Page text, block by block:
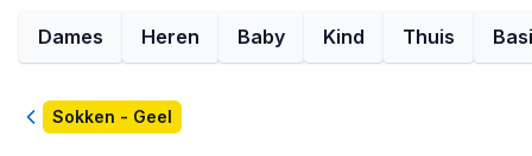
Dames Heren Baby Kind Thuis
TerugSokken - Geel